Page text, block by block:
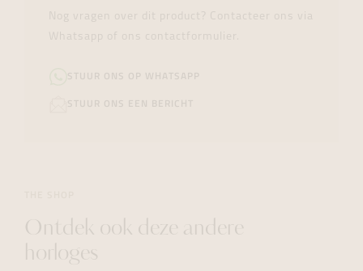
Ontdek ook deze andere
horloges